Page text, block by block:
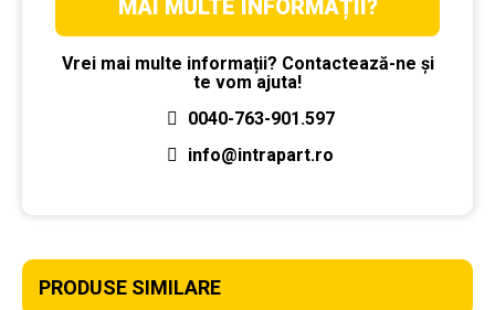
MAI MULTE INFORMAȚII?
Vrei mai multe informații? Contactează-ne și
te vom ajuta!
0040-763-901.597
info@intrapart.ro
PRODUSE SIMILARE